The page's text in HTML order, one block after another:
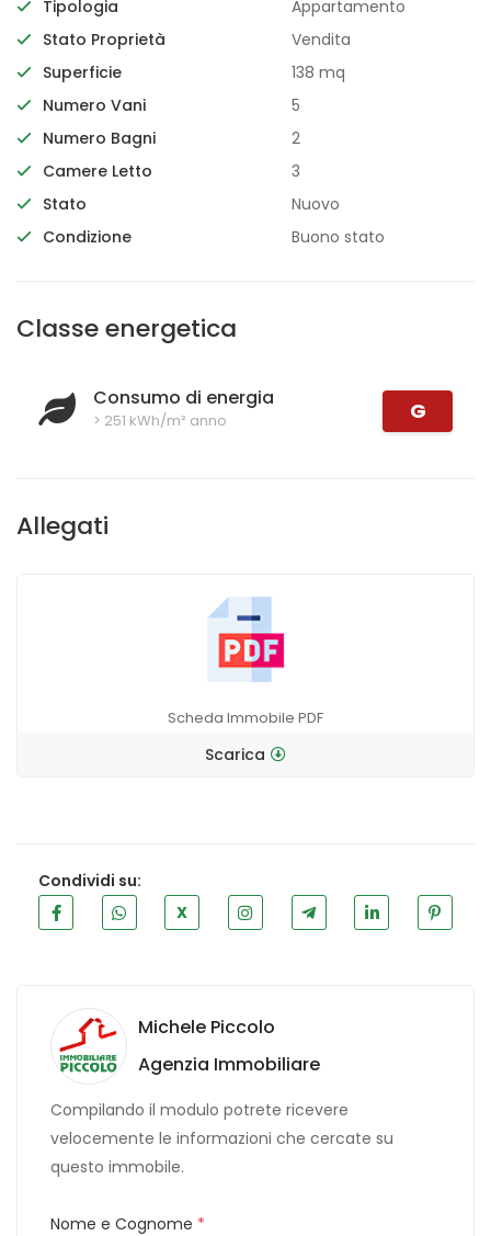
Tipologia
Appartamento
Stato Proprietà
Vendita
Superficie
138 mq
Numero Vani
5
Numero Bagni
2
Camere Letto
3
Stato
Nuovo
Condizione
Buono stato
Classe energetica
Consumo di energia
> 251 kWh/m² anno G
Allegati
Scheda Immobile PDF
Scarica
Condividi su:
X
Michele Piccolo
Agenzia Immobiliare
Compilando il modulo potrete ricevere
velocemente le informazioni che cercate su
questo immobile.
Nome e Cognome *